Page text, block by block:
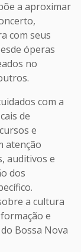
a aproximar
com seus
óperas
no
com a
de
e
atenção
auditivos e
dos
a cultura
e
Bossa Nova